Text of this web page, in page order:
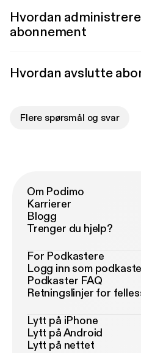
Hvordan
abonnement
Hvordan avslutte
Flere spørsmål og svar
Om Podimo
Karrierer
Blogg
Trenger du hjelp?
For Podkastere
Logg inn som
Podkaster FAQ
Retningslinjer for
Lytt på iPhone
Lytt på Android
Lytt på nettet